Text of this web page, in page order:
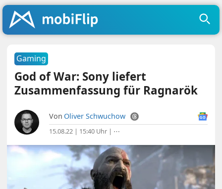
Gaming
God of War: Sony liefert
Zusammenfassung für Ragnarök
Von Oliver Schwuchow
15.08.22 | 15:40 Uhr | ⋯